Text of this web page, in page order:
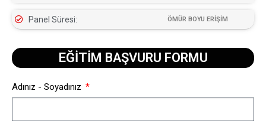
Panel Süresi: ÖMÜR BOYU ERİŞİM
EĞİTİM BAŞVURU FORMU​
Adınız - Soyadınız